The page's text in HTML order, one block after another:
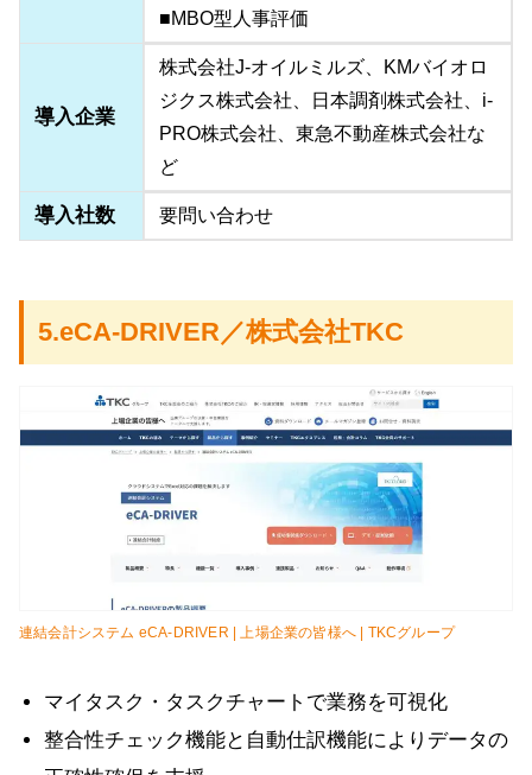
■MBO型人事評価
導入企業
株式会社J-オイルミルズ、KMバイオロ
ジクス株式会社、日本調剤株式会社、i-
PRO株式会社、東急不動産株式会社な
ど
導入社数 要問い合わせ
5.eCA-DRIVER／株式会社TKC
連結会計システム eCA-DRIVER | 上場企業の皆様へ | TKCグループ
マイタスク・タスクチャートで業務を可視化
整合性チェック機能と自動仕訳機能によりデータの